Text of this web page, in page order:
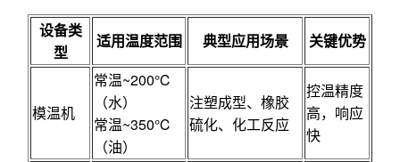
设备类
型
适用温度范围 典型应用场景 关键优势
模温机
常温~200℃
（水）
常温~350℃
（油）
注塑成型、橡胶
硫化、化工反应
控温精度
高，响应
快